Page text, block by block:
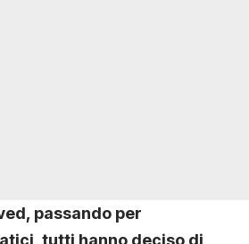
passando per
tutti hanno deciso di